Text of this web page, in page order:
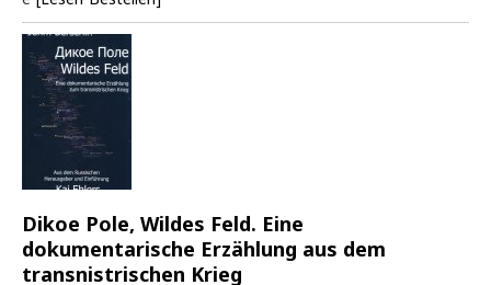
Dikoe Pole, Wildes Feld. Eine
dokumentarische Erzählung aus dem
transnistrischen Krieg